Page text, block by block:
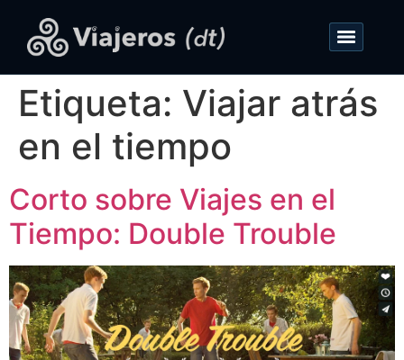
Etiqueta: Viajar atrás
en el tiempo
Corto sobre Viajes en el
Tiempo: Double Trouble